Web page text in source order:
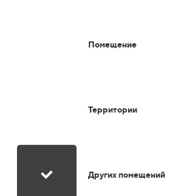
Помещение
Территории
Других помещений